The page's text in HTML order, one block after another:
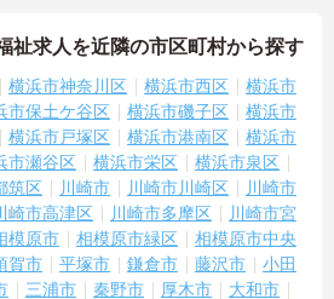
祉求人を近隣の市区町村から探す
横浜市神奈川区 横浜市西区
横浜市
市保土ケ谷区 横浜市磯子区
横浜市
横浜市戸塚区 横浜市港南区
横浜市
市瀬谷区 横浜市栄区
横浜市泉区
筑区 川崎市 川崎市川崎区
川崎市
崎市高津区 川崎市多摩区
川崎市宮
模原市 相模原市緑区
相模原市中央
賀市 平塚市 鎌倉市 藤沢市
小田
三浦市 秦野市 厚木市
大和市